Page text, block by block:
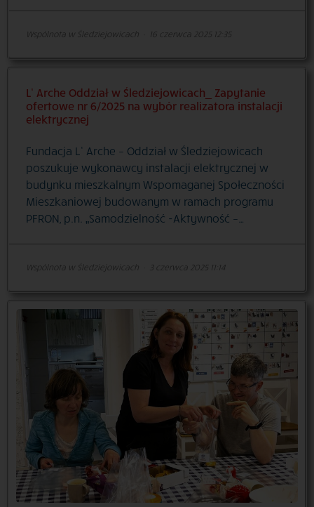
Wspólnota w Śledziejowicach 16 czerwca 2025 12:35
L’ Arche Oddział w Śledziejowicach_ Zapytanie
ofertowe nr 6/2025 na wybór realizatora instalacji
elektrycznej
Fundacja L’ Arche – Oddział w Śledziejowicach
poszukuje wykonawcy instalacji elektrycznej w
budynku mieszkalnym Wspomaganej Społeczności
Mieszkaniowej budowanym w ramach programu
PFRON, p.n. „Samodzielność -Aktywność –…
Wspólnota w Śledziejowicach 3 czerwca 2025 11:14